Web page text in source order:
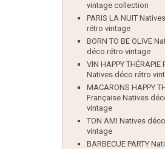
vintage collection
PARIS LA NUIT
rétro vintage
BORN TO BE OLIVE
déco rétro vintage
VIN HAPPY
Natives déco rétro
MACARONS HAPPY
Française Natives
vintage
TON AMI Natives
vintage
BARBECUE PARTY